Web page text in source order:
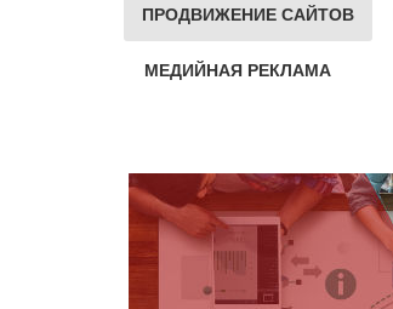
ПРОДВИЖЕНИЕ САЙТОВ
МЕДИЙНАЯ РЕКЛАМА